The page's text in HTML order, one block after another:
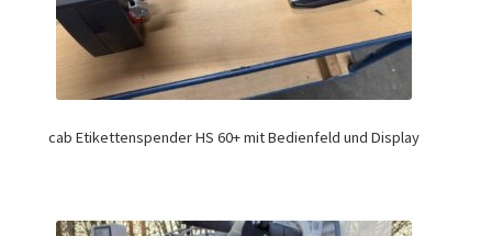
cab Etikettenspender HS 60+ mit Bedienfeld und Display